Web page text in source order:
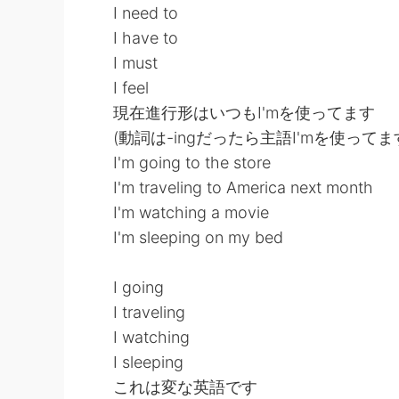
I need to
I have to
I must
I feel
現在進行形はいつもI'mを使ってます
(動詞は-ingだったら主語I'mを使ってま
I'm going to the store
I'm traveling to America next month
I'm watching a movie
I'm sleeping on my bed
I going
I traveling
I watching
I sleeping
これは変な英語です